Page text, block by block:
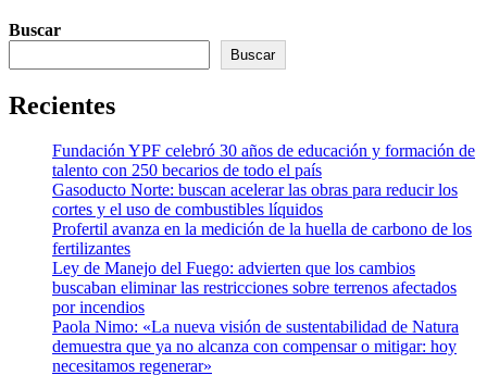
Buscar
Buscar
Recientes
Fundación YPF celebró 30 años de educación y formación de
talento con 250 becarios de todo el país
Gasoducto Norte: buscan acelerar las obras para reducir los
cortes y el uso de combustibles líquidos
Profertil avanza en la medición de la huella de carbono de los
fertilizantes
Ley de Manejo del Fuego: advierten que los cambios
buscaban eliminar las restricciones sobre terrenos afectados
por incendios
Paola Nimo: «La nueva visión de sustentabilidad de Natura
demuestra que ya no alcanza con compensar o mitigar: hoy
necesitamos regenerar»